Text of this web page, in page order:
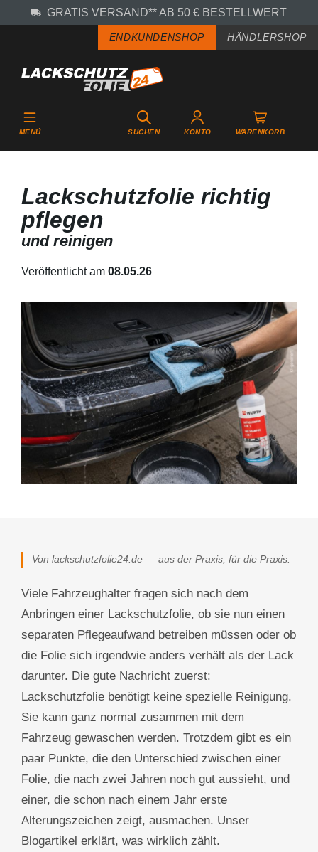
Zum Hauptinhalt springen
GRATIS VERSAND** AB 50 € BESTELLWERT
ENDKUNDENSHOP HÄNDLERSHOP
MENÜ SUCHEN KONTO WARENKORB
Lackschutzfolie richtig
pflegen
und reinigen
Veröffentlicht am 08.05.26
Von lackschutzfolie24.de — aus der Praxis, für die Praxis.
Viele Fahrzeughalter fragen sich nach dem
Anbringen einer Lackschutzfolie, ob sie nun einen
separaten Pflegeaufwand betreiben müssen oder ob
die Folie sich irgendwie anders verhält als der Lack
darunter. Die gute Nachricht zuerst:
Lackschutzfolie benötigt keine spezielle Reinigung.
Sie kann ganz normal zusammen mit dem
Fahrzeug gewaschen werden. Trotzdem gibt es ein
paar Punkte, die den Unterschied zwischen einer
Folie, die nach zwei Jahren noch gut aussieht, und
einer, die schon nach einem Jahr erste
Alterungszeichen zeigt, ausmachen. Unser
Blogartikel erklärt, was wirklich zählt.